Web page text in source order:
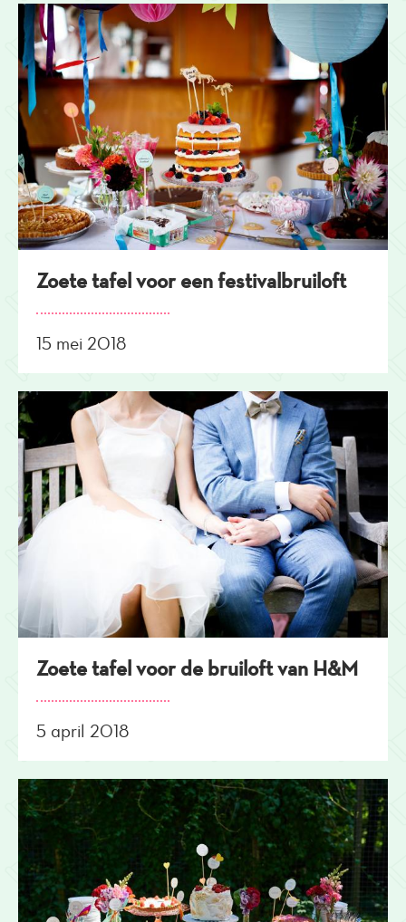
Zoete tafel voor een festivalbruiloft
15 mei 2018
Zoete tafel voor de bruiloft van H&M
5 april 2018